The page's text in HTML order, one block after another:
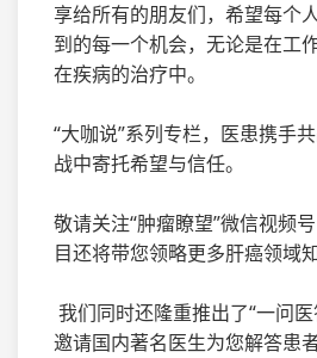
享给所有的朋友们，希望每个
到的每一个机会，无论是在工
在疾病的治疗中。
“大咖说”系列专栏，医患携手
战中寄托希望与信任。
敬请关注“肿瘤瞭望”微信视频
目还将带您领略更多肝癌领域
我们同时还隆重推出了“一问医
邀请国内著名医生为您解答患